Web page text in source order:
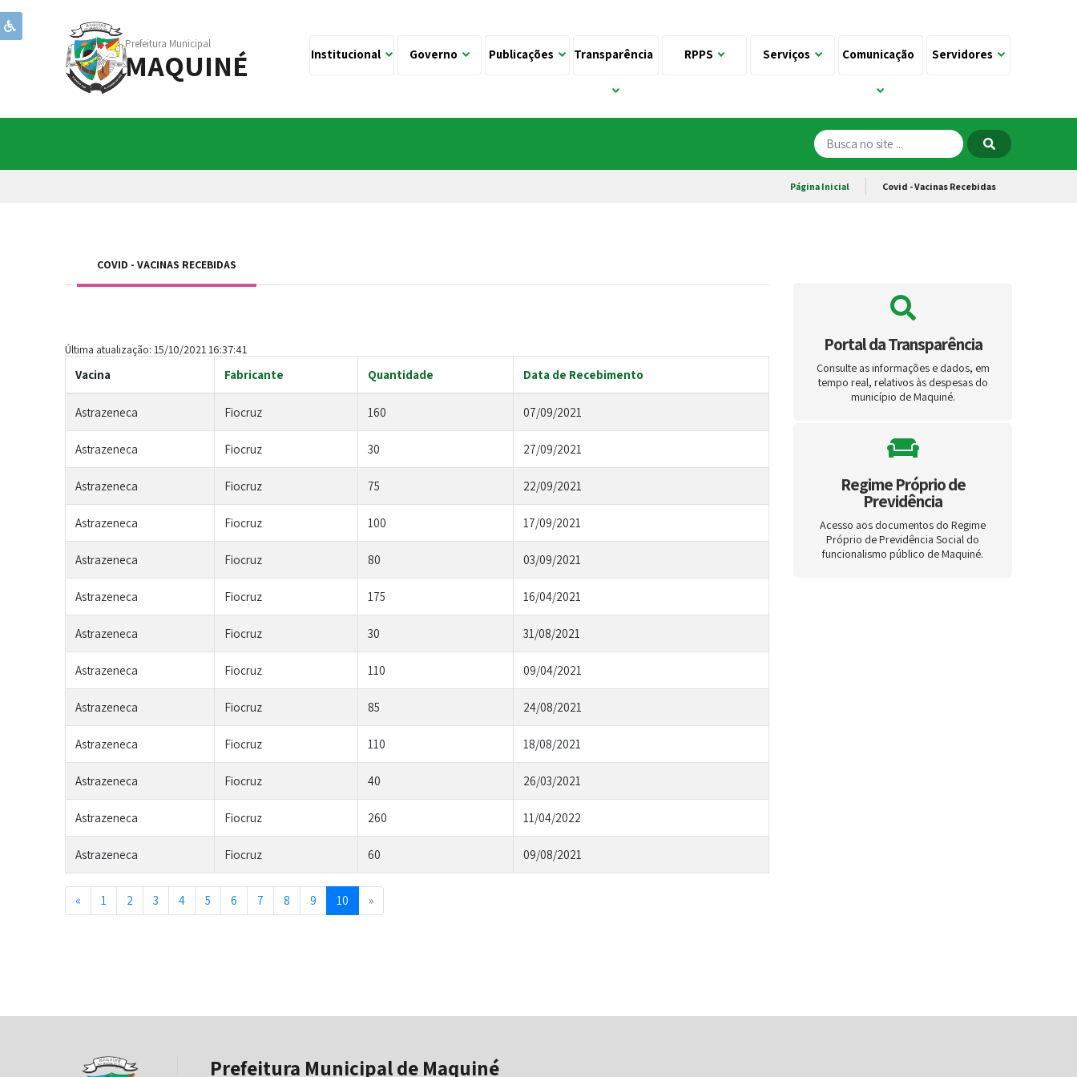
Prefeitura Municipal
MAQUINÉ Institucional Governo Publicações Transparência RPPS Serviços Comunicação Servidores
Página Inicial Covid - Vacinas Recebidas
COVID - VACINAS RECEBIDAS
Última atualização: 15/10/2021 16:37:41
Vacina Fabricante Quantidade Data de Recebimento
Astrazeneca Fiocruz 160 07/09/2021
Astrazeneca Fiocruz 30 27/09/2021
Astrazeneca Fiocruz 75 22/09/2021
Astrazeneca Fiocruz 100 17/09/2021
Astrazeneca Fiocruz 80 03/09/2021
Astrazeneca Fiocruz 175 16/04/2021
Astrazeneca Fiocruz 30 31/08/2021
Astrazeneca Fiocruz 110 09/04/2021
Astrazeneca Fiocruz 85 24/08/2021
Astrazeneca Fiocruz 110 18/08/2021
Astrazeneca Fiocruz 40 26/03/2021
Astrazeneca Fiocruz 260 11/04/2022
Astrazeneca Fiocruz 60 09/08/2021
«Previous
1 2 3 4 5 6 7 8 9 10 »Next
Portal da Transparência
Consulte as informações e dados, em
tempo real, relativos às despesas do
município de Maquiné.
Regime Próprio de
Previdência
Acesso aos documentos do Regime
Próprio de Previdência Social do
funcionalismo público de Maquiné.
Prefeitura Municipal de Maquiné